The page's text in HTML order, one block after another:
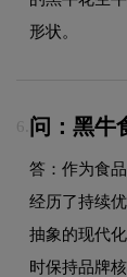
形状。
6. 问：黑牛
答：作为食
经历了持续
抽象的现代
时保持品牌